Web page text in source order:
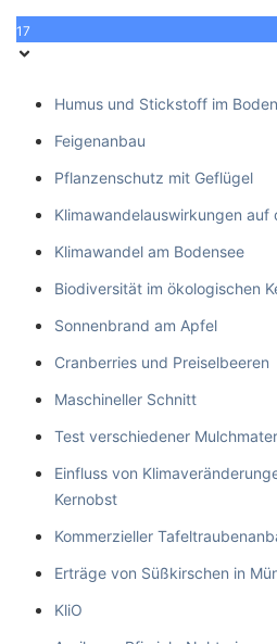
17
Humus und Stickstoff im
Feigenanbau
Pflanzenschutz mit Geflügel
Klimawandelauswirkungen
Klimawandel am Bodensee
Biodiversität im ökologischen
Sonnenbrand am Apfel
Cranberries und Preiselbeeren
Maschineller Schnitt
Test verschiedener
Einfluss von
Kernobst
Kommerzieller
Erträge von Süßkirschen in
KliO